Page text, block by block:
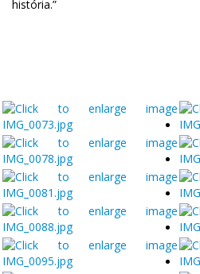
história.”